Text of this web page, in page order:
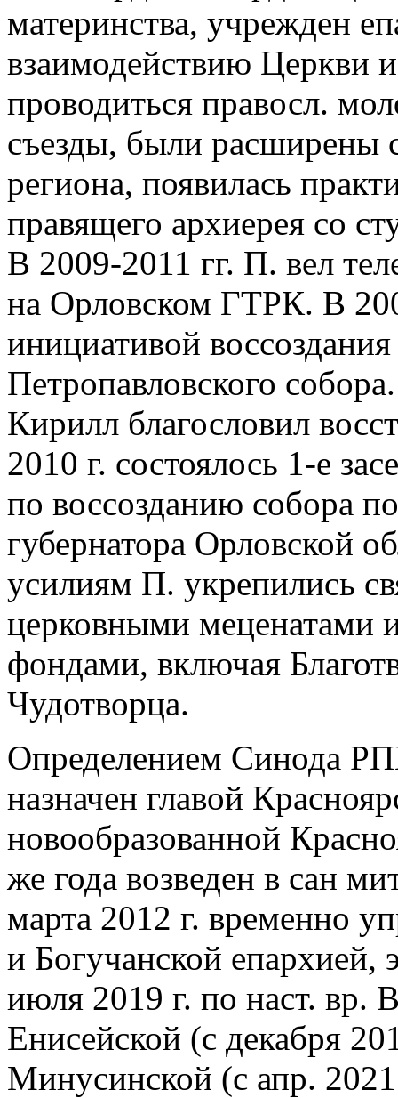
материнства, учрежден
взаимодействию Церкви
проводиться правосл.
съезды, были расширены
региона, появилась
правящего архиерея со
В 2009-2011 гг. П. вел
на Орловском ГТРК. В
инициативой
Петропавловского
Кирилл благословил
2010 г. состоялось 1-е
по воссозданию собора
губернатора Орловской
усилиям П. укрепились
церковными меценатами
фондами, включая
Чудотворца.
Определением Синода
назначен главой
новообразованной
же года возведен в сан
марта 2012 г. временно
и Богучанской епархией,
июля 2019 г. по наст. вр.
Енисейской (с декабря
Минусинской (с апр. 2021